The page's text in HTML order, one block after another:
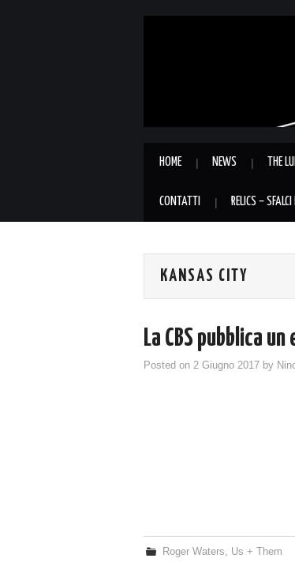
HOME NEWS THE
CONTATTI RELICS –
KANSAS CITY
La CBS pubblica
Posted on 2 Giugno 2017 by
Roger Waters Us + Them